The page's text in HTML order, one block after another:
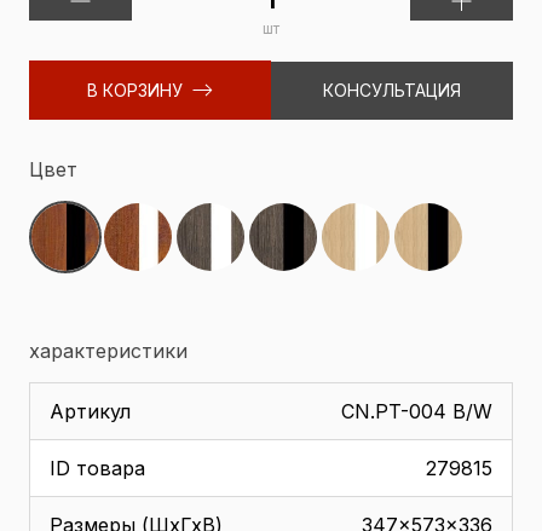
шт
В КОРЗИНУ КОНСУЛЬТАЦИЯ
Цвет
характеристики
Артикул CN.PT-004 B/W
ID товара 279815
Размеры (ШхГхВ) 347x573x336